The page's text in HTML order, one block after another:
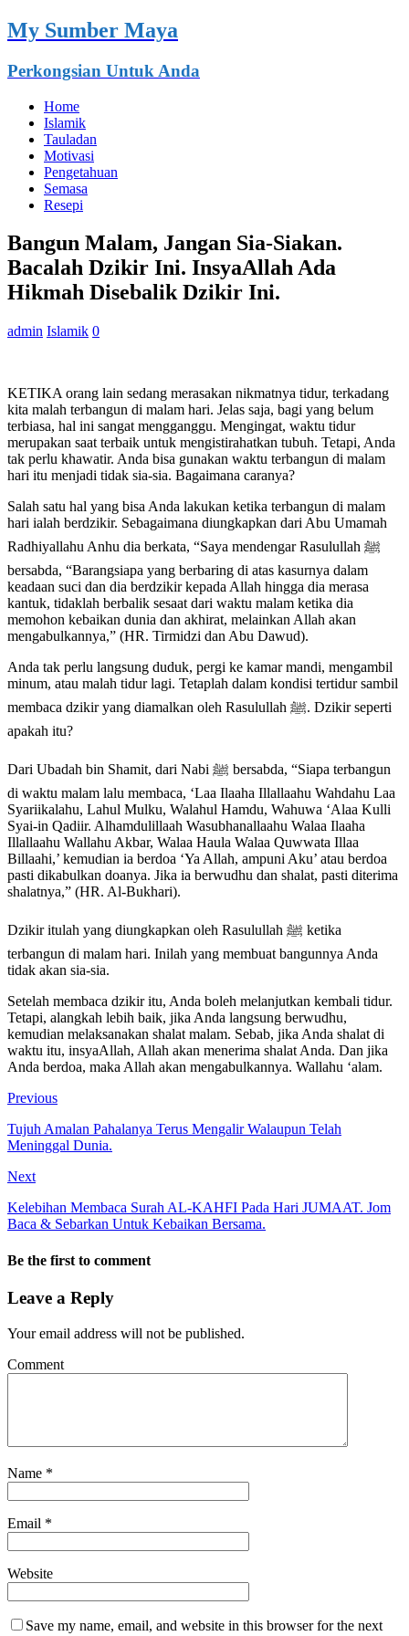
My Sumber Maya
Perkongsian Untuk Anda
Home
Islamik
Tauladan
Motivasi
Pengetahuan
Semasa
Resepi
Bangun Malam, Jangan Sia-Siakan.
Bacalah Dzikir Ini. InsyaAllah Ada
Hikmah Disebalik Dzikir Ini.
admin Islamik 0
KETIKA orang lain sedang merasakan nikmatnya tidur, terkadang
kita malah terbangun di malam hari. Jelas saja, bagi yang belum
terbiasa, hal ini sangat mengganggu. Mengingat, waktu tidur
merupakan saat terbaik untuk mengistirahatkan tubuh. Tetapi, Anda
tak perlu khawatir. Anda bisa gunakan waktu terbangun di malam
hari itu menjadi tidak sia-sia. Bagaimana caranya?
Salah satu hal yang bisa Anda lakukan ketika terbangun di malam
hari ialah berdzikir. Sebagaimana diungkapkan dari Abu Umamah
Radhiyallahu Anhu dia berkata, “Saya mendengar Rasulullah ﷺ
bersabda, “Barangsiapa yang berbaring di atas kasurnya dalam
keadaan suci dan dia berdzikir kepada Allah hingga dia merasa
kantuk, tidaklah berbalik sesaat dari waktu malam ketika dia
memohon kebaikan dunia dan akhirat, melainkan Allah akan
mengabulkannya,” (HR. Tirmidzi dan Abu Dawud).
Anda tak perlu langsung duduk, pergi ke kamar mandi, mengambil
minum, atau malah tidur lagi. Tetaplah dalam kondisi tertidur sambil
membaca dzikir yang diamalkan oleh Rasulullah ﷺ. Dzikir seperti
apakah itu?
Dari Ubadah bin Shamit, dari Nabi ﷺ bersabda, “Siapa terbangun
di waktu malam lalu membaca, ‘Laa Ilaaha Illallaahu Wahdahu Laa
Syariikalahu, Lahul Mulku, Walahul Hamdu, Wahuwa ‘Alaa Kulli
Syai-in Qadiir. Alhamdulillaah Wasubhanallaahu Walaa Ilaaha
Illallaahu Wallahu Akbar, Walaa Haula Walaa Quwwata Illaa
Billaahi,’ kemudian ia berdoa ‘Ya Allah, ampuni Aku’ atau berdoa
pasti dikabulkan doanya. Jika ia berwudhu dan shalat, pasti diterima
shalatnya,” (HR. Al-Bukhari).
Dzikir itulah yang diungkapkan oleh Rasulullah ﷺ ketika
terbangun di malam hari. Inilah yang membuat bangunnya Anda
tidak akan sia-sia.
Setelah membaca dzikir itu, Anda boleh melanjutkan kembali tidur.
Tetapi, alangkah lebih baik, jika Anda langsung berwudhu,
kemudian melaksanakan shalat malam. Sebab, jika Anda shalat di
waktu itu, insyaAllah, Allah akan menerima shalat Anda. Dan jika
Anda berdoa, maka Allah akan mengabulkannya. Wallahu ‘alam.
Previous
Tujuh Amalan Pahalanya Terus Mengalir Walaupun Telah
Meninggal Dunia.
Next
Kelebihan Membaca Surah AL-KAHFI Pada Hari JUMAAT. Jom
Baca & Sebarkan Untuk Kebaikan Bersama.
Be the first to comment
Leave a Reply
Your email address will not be published.
Comment
Name *
Email *
Website
Save my name, email, and website in this browser for the next